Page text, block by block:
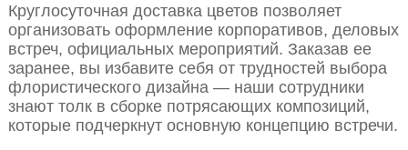
Круглосуточная доставка цветов позволяет
организовать оформление корпоративов, деловых
встреч, официальных мероприятий. Заказав ее
заранее, вы избавите себя от трудностей выбора
флористического дизайна — наши сотрудники
знают толк в сборке потрясающих композиций,
которые подчеркнут основную концепцию встречи.